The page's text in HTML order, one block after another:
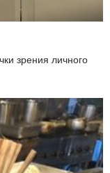
зрения личного